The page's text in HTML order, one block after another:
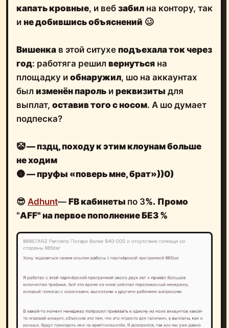
капать кровные, и веб забил на контору, так
и не добившись объяснений 🥴
Вишенка в этой ситухе подъехала ток через
год: работяга решил вернуться на
площадку и обнаружил, шо на аккаунтах
был изменён пароль и реквизиты для
выплат, оставив того с носом. А шо думает
подпеска?
🤡— пздц, походу к этим клоунам больше
не ходим
🌚— пруфы «поверь мне, брат»))0)
😎 Adhunt— FB кабинеты по 3%. Промо
"AFF" на первое пополнение БЕЗ %